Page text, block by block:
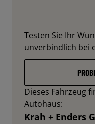
Testen Sie Ihr
unverbindlich bei
Dieses Fahrzeug
Autohaus:
Krah + Enders